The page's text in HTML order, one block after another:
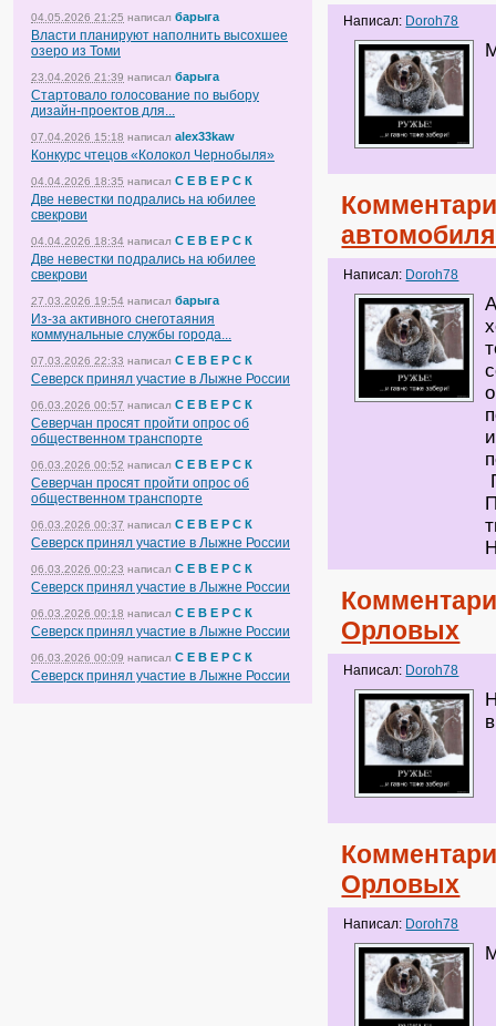
04.05.2026 21:25 написал барыга
Власти планируют наполнить высохшее
озеро из Томи
23.04.2026 21:39 написал барыга
Стартовало голосование по выбору
дизайн-проектов для...
07.04.2026 15:18 написал alex33kaw
Конкурс чтецов «Колокол Чернобыля»
04.04.2026 18:35 написал С Е В Е Р С К
Две невестки подрались на юбилее
свекрови
04.04.2026 18:34 написал С Е В Е Р С К
Две невестки подрались на юбилее
свекрови
27.03.2026 19:54 написал барыга
Из-за активного снеготаяния
коммунальные службы города...
07.03.2026 22:33 написал С Е В Е Р С К
Северск принял участие в Лыжне России
06.03.2026 00:57 написал С Е В Е Р С К
Северчан просят пройти опрос об
общественном транспорте
06.03.2026 00:52 написал С Е В Е Р С К
Северчан просят пройти опрос об
общественном транспорте
06.03.2026 00:37 написал С Е В Е Р С К
Северск принял участие в Лыжне России
06.03.2026 00:23 написал С Е В Е Р С К
Северск принял участие в Лыжне России
06.03.2026 00:18 написал С Е В Е Р С К
Северск принял участие в Лыжне России
06.03.2026 00:09 написал С Е В Е Р С К
Северск принял участие в Лыжне России
Написал: Doroh78
Написал: Doroh78
Орловых
Написал: Doroh78
Орловых
Написал: Doroh78